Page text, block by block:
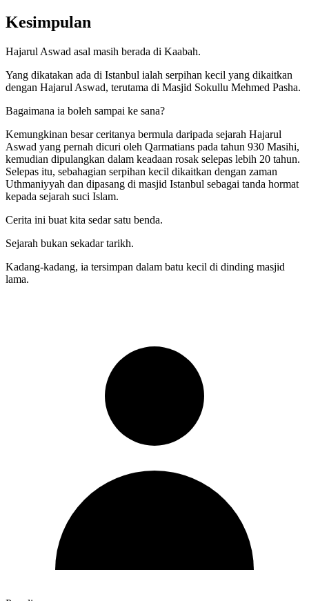
Kesimpulan
Hajarul Aswad asal masih berada di Kaabah.
Yang dikatakan ada di Istanbul ialah serpihan kecil yang dikaitkan
dengan Hajarul Aswad, terutama di Masjid Sokullu Mehmed Pasha.
Bagaimana ia boleh sampai ke sana?
Kemungkinan besar ceritanya bermula daripada sejarah Hajarul
Aswad yang pernah dicuri oleh Qarmatians pada tahun 930 Masihi,
kemudian dipulangkan dalam keadaan rosak selepas lebih 20 tahun.
Selepas itu, sebahagian serpihan kecil dikaitkan dengan zaman
Uthmaniyyah dan dipasang di masjid Istanbul sebagai tanda hormat
kepada sejarah suci Islam.
Cerita ini buat kita sedar satu benda.
Sejarah bukan sekadar tarikh.
Kadang-kadang, ia tersimpan dalam batu kecil di dinding masjid
lama.